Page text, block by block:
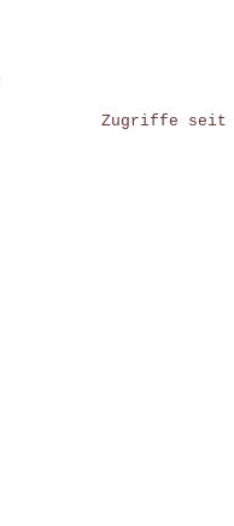
Zugriffe seit